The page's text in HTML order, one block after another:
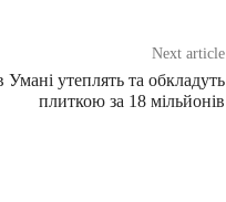
Next article
Умані утеплять та обкладуть
плиткою за 18 мільйонів